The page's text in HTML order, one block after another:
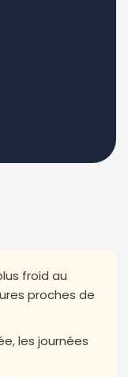
froid au
proches de
les journées